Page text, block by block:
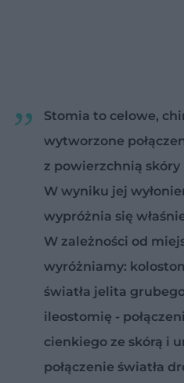
Stomia to celowe,
wytworzone
z powierzchnią skóry
W wyniku jej
wypróżnia się
W zależności od
wyróżniamy:
światła jelita
ileostomię -
cienkiego ze skórą i
połączenie światła